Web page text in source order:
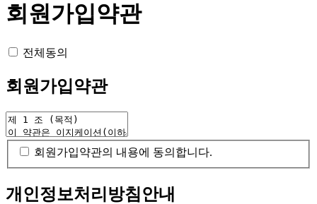
회원가입약관
전체동의
회원가입약관
회원가입약관의 내용에 동의합니다.
개인정보처리방침안내